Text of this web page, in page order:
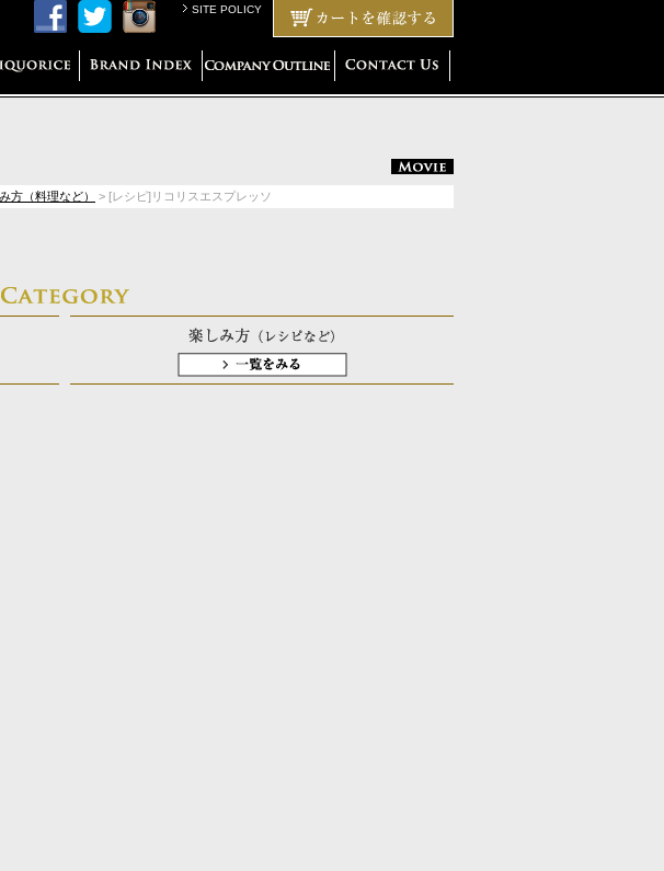
SITE POLICY
方（料理など） > [レシピ]リコリスエスプレッソ